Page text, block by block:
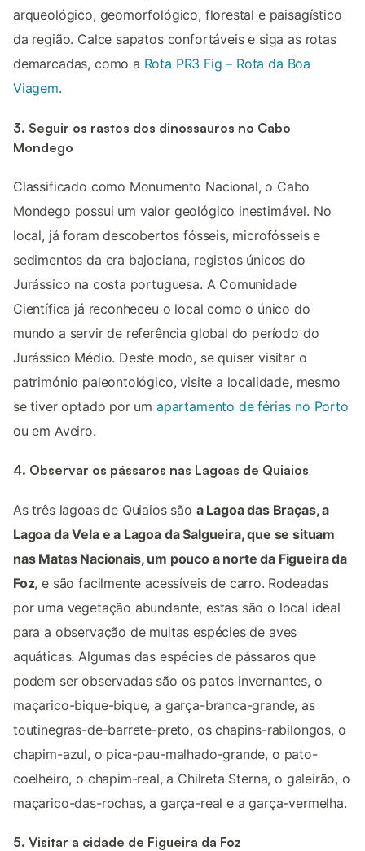
arqueológico, geomorfológico, florestal e paisagístico
da região. Calce sapatos confortáveis e siga as rotas
demarcadas, como a Rota PR3 Fig – Rota da Boa
Viagem.
3. Seguir os rastos dos dinossauros no Cabo
Mondego
Classificado como Monumento Nacional, o Cabo
Mondego possui um valor geológico inestimável. No
local, já foram descobertos fósseis, microfósseis e
sedimentos da era bajociana, registos únicos do
Jurássico na costa portuguesa. A Comunidade
Científica já reconheceu o local como o único do
mundo a servir de referência global do período do
Jurássico Médio. Deste modo, se quiser visitar o
património paleontológico, visite a localidade, mesmo
se tiver optado por um apartamento de férias no Porto
ou em Aveiro.
4. Observar os pássaros nas Lagoas de Quiaios
As três lagoas de Quiaios são a Lagoa das Braças, a
Lagoa da Vela e a Lagoa da Salgueira, que se situam
nas Matas Nacionais, um pouco a norte da Figueira da
Foz, e são facilmente acessíveis de carro. Rodeadas
por uma vegetação abundante, estas são o local ideal
para a observação de muitas espécies de aves
aquáticas. Algumas das espécies de pássaros que
podem ser observadas são os patos invernantes, o
maçarico-bique-bique, a garça-branca-grande, as
toutinegras-de-barrete-preto, os chapins-rabilongos, o
chapim-azul, o pica-pau-malhado-grande, o pato-
coelheiro, o chapim-real, a Chilreta Sterna, o galeirão, o
maçarico-das-rochas, a garça-real e a garça-vermelha.
5. Visitar a cidade de Figueira da Foz